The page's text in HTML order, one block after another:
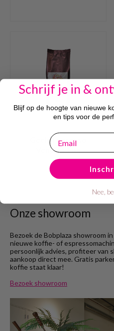
Geels Espresso
Venetië 1 kg
Onze showroom
Bezoek de Bobplaza showroom
nieuwe koffie- of
persoonlijk advies, profiteer van
aankoop direct mee. Gratis
koffie staat klaar!
Bezoek showroom
Schrijf je in &
Blijf op de hoogte van nieuwe
en tips voor de
email
Nee,